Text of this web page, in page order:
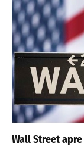
Wall Street